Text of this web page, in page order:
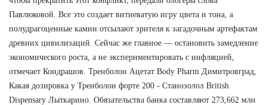
Павлюковой. Все это создает витиеватую игру цвета и тона, а
полудрагоценные камни отсылают зрителя к загадочным артефактам
древних цивилизаций. Сейчас же главное — остановить замедление
экономического роста, а не экспериментировать с инфляцией,
отмечает Кондрашов. Тренболон Ацетат Body Pharm Димитровград,
Какая дозировка у Тренболон форте 200 - Станозолол British
Dispensary Лыткарино. Обязательства банка составляют 273,662 млн